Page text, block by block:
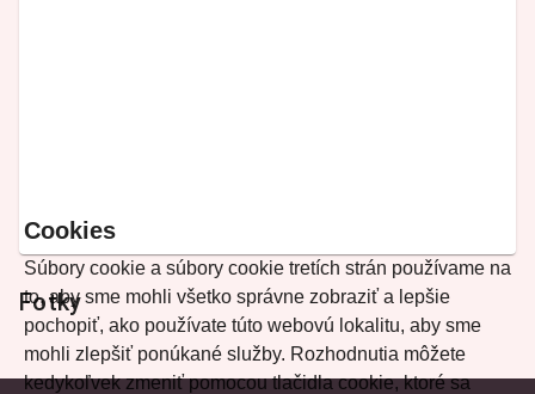
Fotky
Cookies
Súbory cookie a súbory cookie tretích strán používame na
to, aby sme mohli všetko správne zobraziť a lepšie
pochopiť, ako používate túto webovú lokalitu, aby sme
mohli zlepšiť ponúkané služby. Rozhodnutia môžete
kedykoľvek zmeniť pomocou tlačidla cookie, ktoré sa